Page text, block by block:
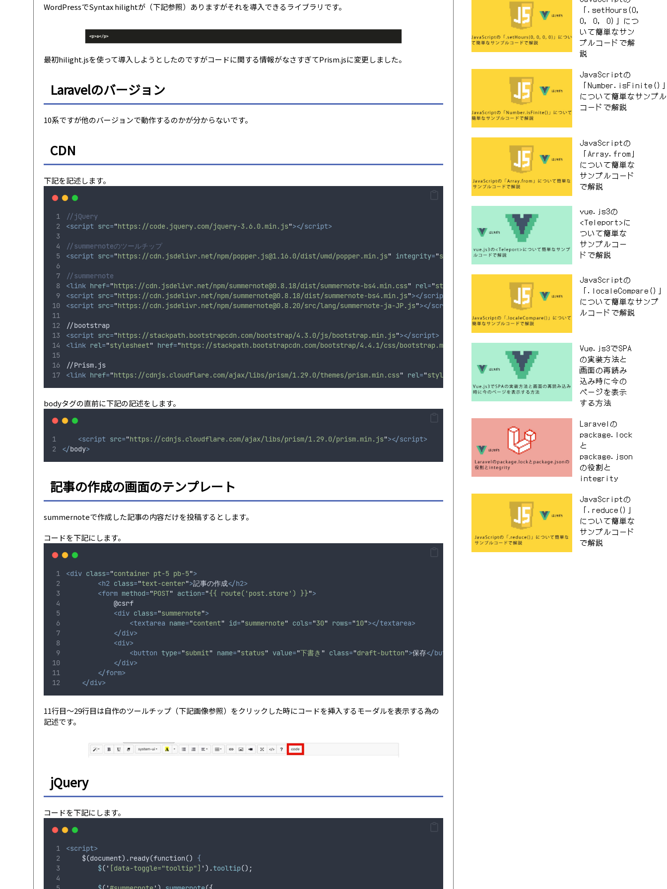
WordPressでSyntax hilightが（下記参照）ありますがそれを導入できるライブラリです。
最初hilight.jsを使って導入しようとしたのですがコードに関する情報がなさすぎてPrism.jsに変更しました。
Laravelのバージョン
10系ですが他のバージョンで動作するのかが分からないです。
CDN
下記を記述します。
//jQuery
<script src="https://code.jquery.com/jquery-3.6.0.min.js"></script>
//summernoteのツールチップ
<script src="https://cdn.jsdelivr.net/npm/popper.js@1.16.0/dist/umd/popper.min.js" integrity="sha384-
//summernote
<link href="https://cdn.jsdelivr.net/npm/summernote@0.8.18/dist/summernote-bs4.min.css" rel="stylesheet
<script src="https://cdn.jsdelivr.net/npm/summernote@0.8.18/dist/summernote-bs4.min.js"></script>
<script src="https://cdn.jsdelivr.net/npm/summernote@0.8.20/src/lang/summernote-ja-JP.js"></script>
//bootstrap
<script src="https://stackpath.bootstrapcdn.com/bootstrap/4.3.0/js/bootstrap.min.js"></script>
<link rel="stylesheet" href="https://stackpath.bootstrapcdn.com/bootstrap/4.4.1/css/bootstrap.min.css integrity="sha384-Vkoo8x4CGsO3+Hhxv8T/
//Prism.js
<link href="https://cdnjs.cloudflare.com/ajax/libs/prism/1.29.0/themes/prism.min.css" rel="stylesheet />
bodyタグの直前に下記の記述をします。
<script src="https://cdnjs.cloudflare.com/ajax/libs/prism/1.29.0/prism.min.js"></script>
</body>
記事の作成の画面のテンプレート
summernoteで作成した記事の内容だけを投稿するとします。
コードを下記にします。
<div class="container pt-5 pb-5">
<h2 class="text-center">記事の作成</h2>
<form method="POST" action="{{ route('post.store') }}">
            @csrf
<div class="summernote">
<textarea name="content" id="summernote" cols="30" rows="10"></textarea>
</div>
<div>
<button type="submit" name="status" value="下書き " class="draft-button">保存</button>
</div>
</form>
</div>
11行目〜29行目は自作のツールチップ（下記画像参照）をクリックした時にコードを挿入するモーダルを表示する為の
記述です。
jQuery
コードを下記にします。
<script>
    $(document).ready(function()
{
$( ' [data-toggle="tooltip"] ' ) .tooltip();
「.setHours(0,
0, 0, 0)」につ
いて簡単なサン
プルコードで解
説
JavaScriptの
「Number.isFinite()
について簡単なサンプル
コードで解説
JavaScriptの
「Array.from」
について簡単な
サンプルコード
で解説
vue.js3の
<Teleport>に
ついて簡単な
サンプルコー
ドで解説
JavaScriptの
「.localeCompare()」
について簡単なサンプ
ルコードで解説
Vue.js3でSPA
の実装方法と
画面の再読み
込み時に今の
ページを表示
する方法
Laravelの
package.lock
と
package.json
の役割と
integrity
JavaScriptの
「.reduce()」
について簡単な
サンプルコード
で解説